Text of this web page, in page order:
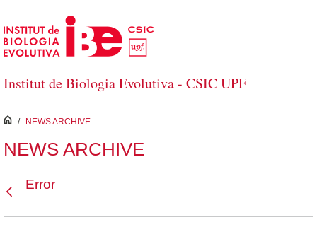
Saltar al contenido principal
Institut de Biologia Evolutiva - CSIC UPF
inici
/ NEWS ARCHIVE
NEWS ARCHIVE
Error